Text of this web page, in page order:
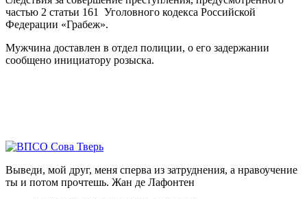
частью 2 статьи 161 Уголовного кодекса Российской
Федерации «Грабеж».
Мужчина доставлен в отдел полиции, о его задержании
сообщено инициатору розыска.
Выведи, мой друг, меня сперва из затруднения, а нравоучение
ты и потом прочтешь. Жан де Лафонтен